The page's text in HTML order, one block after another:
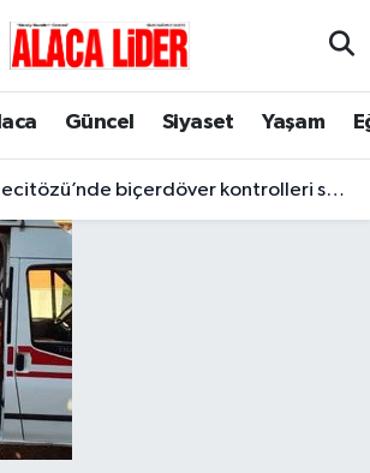
Güncel Siyaset Yaşam
biçerdöver kontrolleri sürüyor
Eczaneler
Yoğunluk Haritası
Durumu ve Fikstür